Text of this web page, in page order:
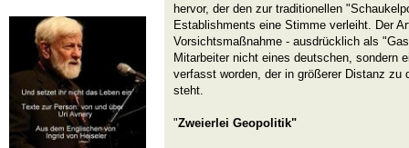
hervor, der den zur traditionellen
Establishments eine Stimme verleiht. Der
Vorsichtsmaßnahme - ausdrücklich als
Mitarbeiter nicht eines deutschen, sondern
verfasst worden, der in größerer Distanz zu
steht.
"Zweierlei Geopolitik"